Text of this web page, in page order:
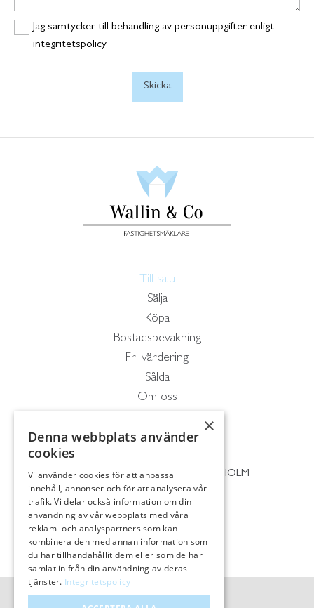
Jag samtycker till behandling av personuppgifter enligt
integritetspolicy
Till salu
Sälja
Köpa
Bostadsbevakning
Fri värdering
Sålda
Om oss
Essingestråket 17, 112 66 STOCKHOLM
08 - 656 82 00
info@wallinco.se
© Wallin & Co AB
×
Denna webbplats använder
cookies
Vi använder cookies för att anpassa
innehåll, annonser och för att analysera vår
trafik. Vi delar också information om din
användning av vår webbplats med våra
reklam- och analyspartners som kan
kombinera den med annan information som
du har tillhandahållit dem eller som de har
samlat in från din användning av deras
tjänster. Integritetspolicy